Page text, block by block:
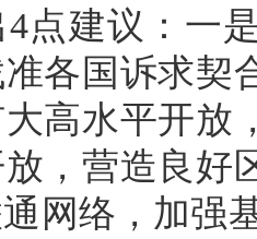
点建议：一
各国诉求契
高水平开放
，营造良好
网络，加强